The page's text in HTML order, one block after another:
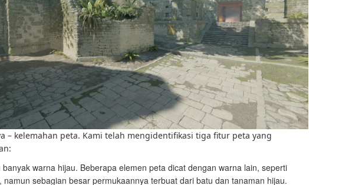
– kelemahan peta. Kami telah mengidentifikasi tiga fitur peta yang
banyak warna hijau. Beberapa elemen peta dicat dengan warna lain, seperti
namun sebagian besar permukaannya terbuat dari batu dan tanaman hijau.